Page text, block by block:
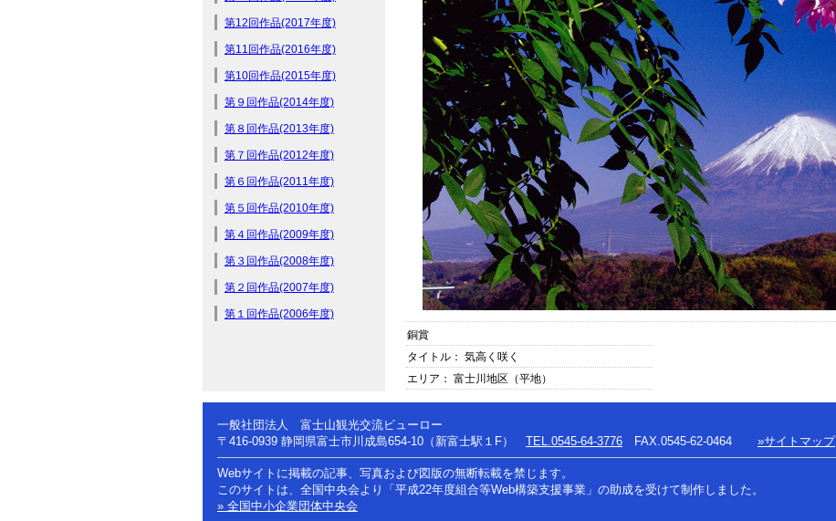
第12回作品(2017年度)
第11回作品(2016年度)
第10回作品(2015年度)
第９回作品(2014年度)
第８回作品(2013年度)
第７回作品(2012年度)
第６回作品(2011年度)
第５回作品(2010年度)
第４回作品(2009年度)
第３回作品(2008年度)
第２回作品(2007年度)
第１回作品(2006年度)
銅賞
タイトル： 気高く咲く
エリア： 富士川地区（平地）
一般社団法人 富士山観光交流ビューロー
〒416-0939 静岡県富士市川成島654-10（新富士駅１F） TEL.0545-64-3776 FAX.0545-62-0464 »サイトマップ
Webサイトに掲載の記事、写真および図版の無断転載を禁じます。
このサイトは、全国中央会より「平成22年度組合等Web構築支援事業」の助成を受けて制作しました。
» 全国中小企業団体中央会